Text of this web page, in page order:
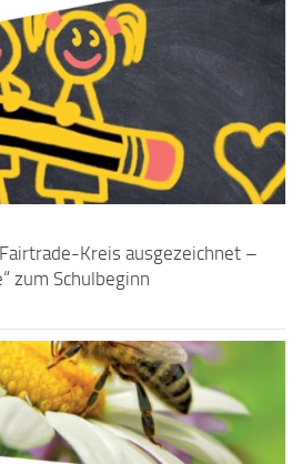
Kreis ausgezeichnet –
zum Schulbeginn